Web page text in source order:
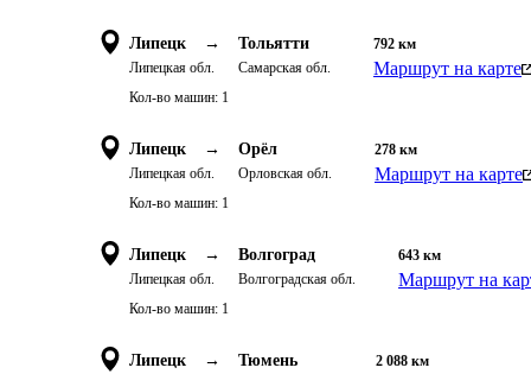
Липецк →
Липецкая обл.
Тольятти
Самарская обл.
792 км
Маршрут на карте
Кол-во машин: 1
Липецк →
Липецкая обл.
Орёл
Орловская обл.
278 км
Маршрут на карте
Кол-во машин: 1
Липецк →
Липецкая обл.
Волгоград
Волгоградская обл.
643 км
Маршрут на
Кол-во машин: 1
Липецк → Тюмень 2 088 км